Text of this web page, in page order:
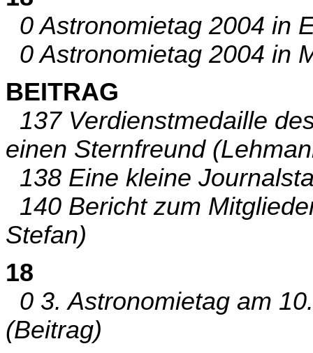
0 Astronomietag 2004 in
0 Astronomietag 2004 in
BEITRAG
137 Verdienstmedaille
einen Sternfreund
138 Eine kleine
140 Bericht zum
Stefan)
18
0 3. Astronomietag am
(Beitrag)